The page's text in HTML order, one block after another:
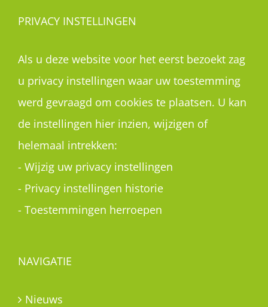
PRIVACY INSTELLINGEN
Als u deze website voor het eerst bezoekt zag
u privacy instellingen waar uw toestemming
werd gevraagd om cookies te plaatsen. U kan
de instellingen hier inzien, wijzigen of
helemaal intrekken:
- Wijzig uw privacy instellingen
- Privacy instellingen historie
- Toestemmingen herroepen
NAVIGATIE
Nieuws